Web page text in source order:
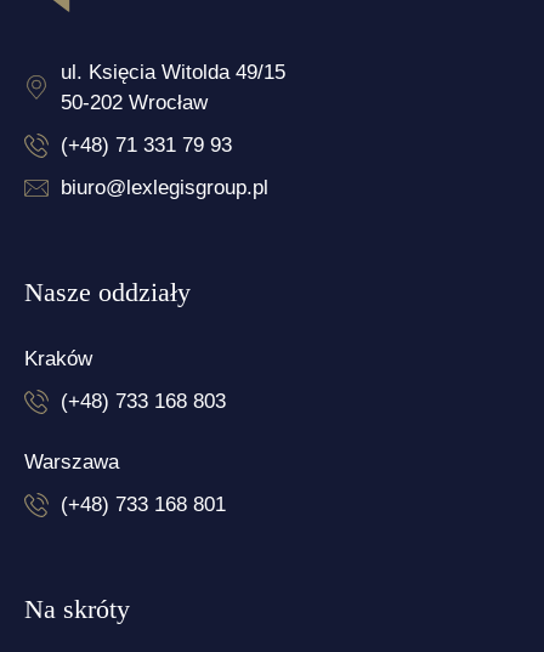
ul. Księcia Witolda 49/15
50-202 Wrocław
(+48) 71 331 79 93
biuro@lexlegisgroup.pl
Nasze oddziały
Kraków
(+48) 733 168 803
Warszawa
(+48) 733 168 801
Na skróty